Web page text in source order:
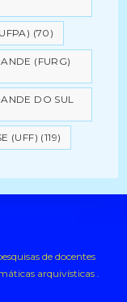
(70)
(FURG)
DO SUL
(UFF) (119)
de docentes
arquivísticas .